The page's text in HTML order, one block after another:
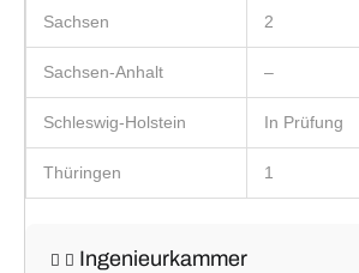
Sachsen 2
Sachsen-Anhalt –
Schleswig-Holstein In Prüfung
Thüringen 1
Ingenieurkammer